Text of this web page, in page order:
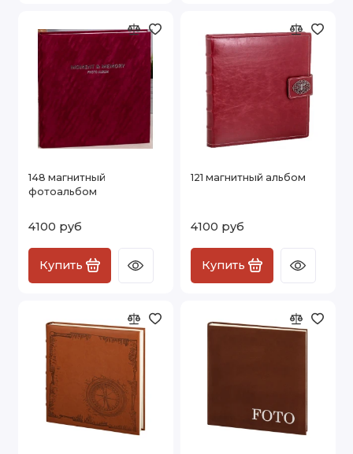
148 магнитный
фотоальбом
4100 руб
Купить
121 магнитный альбом
4100 руб
Купить